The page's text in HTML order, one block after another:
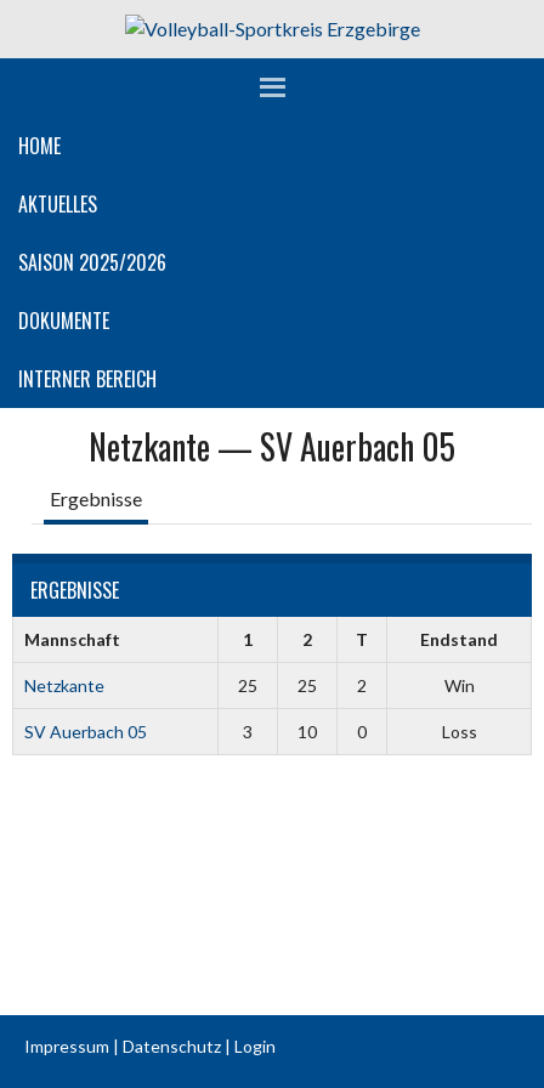
HOME
AKTUELLES
SAISON 2025/2026
DOKUMENTE
INTERNER BEREICH
Netzkante — SV Auerbach 05
Ergebnisse
ERGEBNISSE
Mannschaft 1 2 T Endstand
Netzkante 25 25 2 Win
SV Auerbach 05 3 10 0 Loss
Impressum | Datenschutz | Login